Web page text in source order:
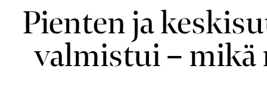
Pienten ja
valmistui – mikä